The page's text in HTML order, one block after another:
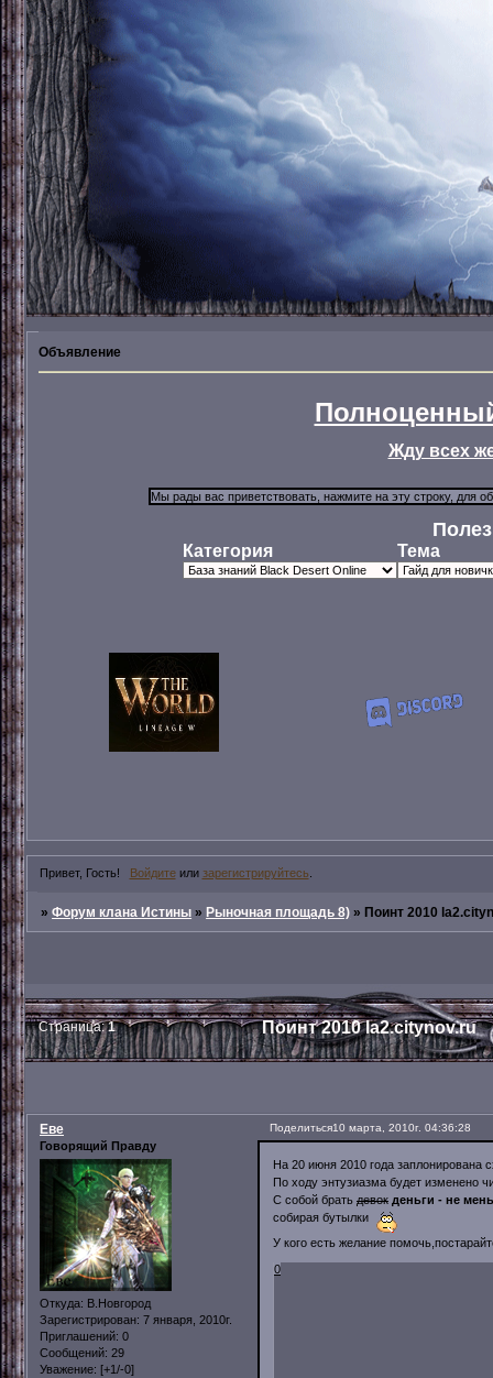
Объявление
Жду всех
Категория Тема
Привет, Гость! Войдитеили зарегистрируйтесь
»Форум клана Истины »Рыночная площадь 8) »Поинт 2010
Поинт 2010 la2.citynov.ru
Страница:1
Поделиться10 марта, 2010г. 04:36:28
Еве
Говорящий Правду
Откуда: В.Новгород
Зарегистрирован: 7 января, 2010г.
Приглашений: 0
Сообщений: 29
Уважение: [+1/-0]
На 20 июня 2010 года заплонирована
По ходу энтузиазма будет изменено
С собой брать девок деньги - не
собирая бутылки
У кого есть желание
0